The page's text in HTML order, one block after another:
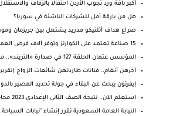
أكبر باقة ورد تجوب الأردن احتفالا بالزفاف
هل من بارقة أمل للشركات الناشئة في سوريا؟
صراع هداف أتلتيكو مدريد يشتعل بين جريزمان
15 صناعة تعتمد على الكوارتز وتوفر آلاف فرص العمل.....
المؤسس عثمان الحلقة 127 في صدارة «التريند».. ما ال...
آخرهن أنغام.. فنانات طاردتهن شائعات الزواج
إيفرتون يبحث عن البقاء في جولة تحديد المصير
استعلم الآن.. نتيجة الصف الثاني الإعدادي 2023 محاف...
النيابة العامة السعودية تقرر إنشاء "نيابات